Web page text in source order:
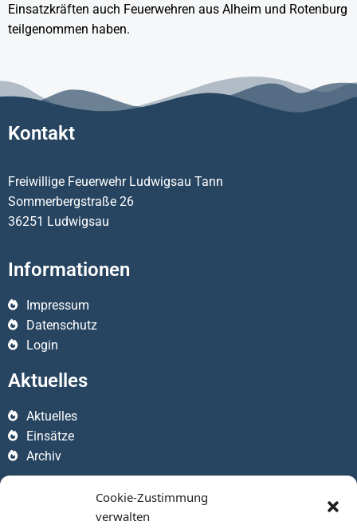
Cookie-Zustimmung
verwalten
Einsatzkräften auch Feuerwehren aus Alheim und Rotenburg
teilgenommen haben.
Kontakt
Freiwillige Feuerwehr Ludwigsau Tann
Sommerbergstraße 26
36251 Ludwigsau
Informationen
Impressum
Datenschutz
Login
Aktuelles
Aktuelles
Einsätze
Archiv